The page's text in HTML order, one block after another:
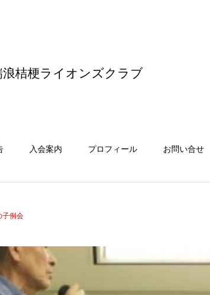
浪桔梗ライオンズクラブ
入会案内 プロフィール お問い合せ
例会